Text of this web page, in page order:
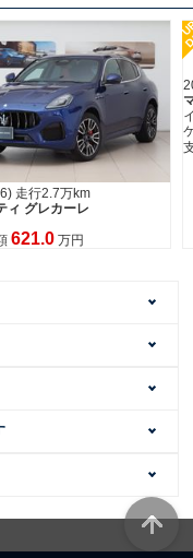
走行0.3万km
ティ グレカーレ
テルニ・ロッシリミテッドパッ
額799.9万円